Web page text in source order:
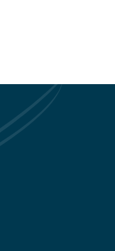
sich bislang
im Journal of
Studie
sind. Um